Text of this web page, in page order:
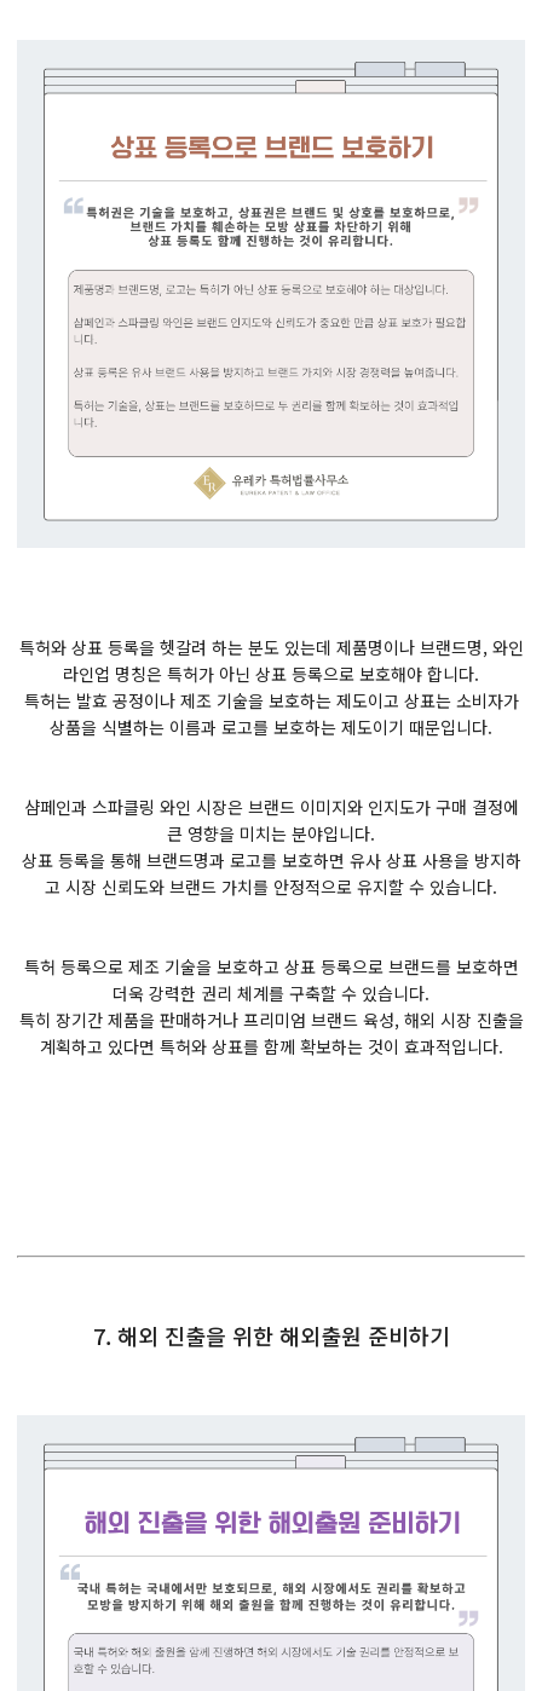
특허와 상표 등록을 헷갈려 하는 분도 있는데 제품명이나 브랜드명, 와인
라인업 명칭은 특허가 아닌 상표 등록으로 보호해야 합니다.
특허는 발효 공정이나 제조 기술을 보호하는 제도이고 상표는 소비자가
상품을 식별하는 이름과 로고를 보호하는 제도이기 때문입니다.
샴페인과 스파클링 와인 시장은 브랜드 이미지와 인지도가 구매 결정에
큰 영향을 미치는 분야입니다.
상표 등록을 통해 브랜드명과 로고를 보호하면 유사 상표 사용을 방지하
고 시장 신뢰도와 브랜드 가치를 안정적으로 유지할 수 있습니다.
특허 등록으로 제조 기술을 보호하고 상표 등록으로 브랜드를 보호하면
더욱 강력한 권리 체계를 구축할 수 있습니다.
특히 장기간 제품을 판매하거나 프리미엄 브랜드 육성, 해외 시장 진출을
계획하고 있다면 특허와 상표를 함께 확보하는 것이 효과적입니다.
7. 해외 진출을 위한 해외출원 준비하기